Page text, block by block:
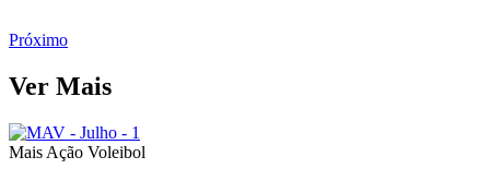
Próximo
Ver Mais
Mais Ação Voleibol